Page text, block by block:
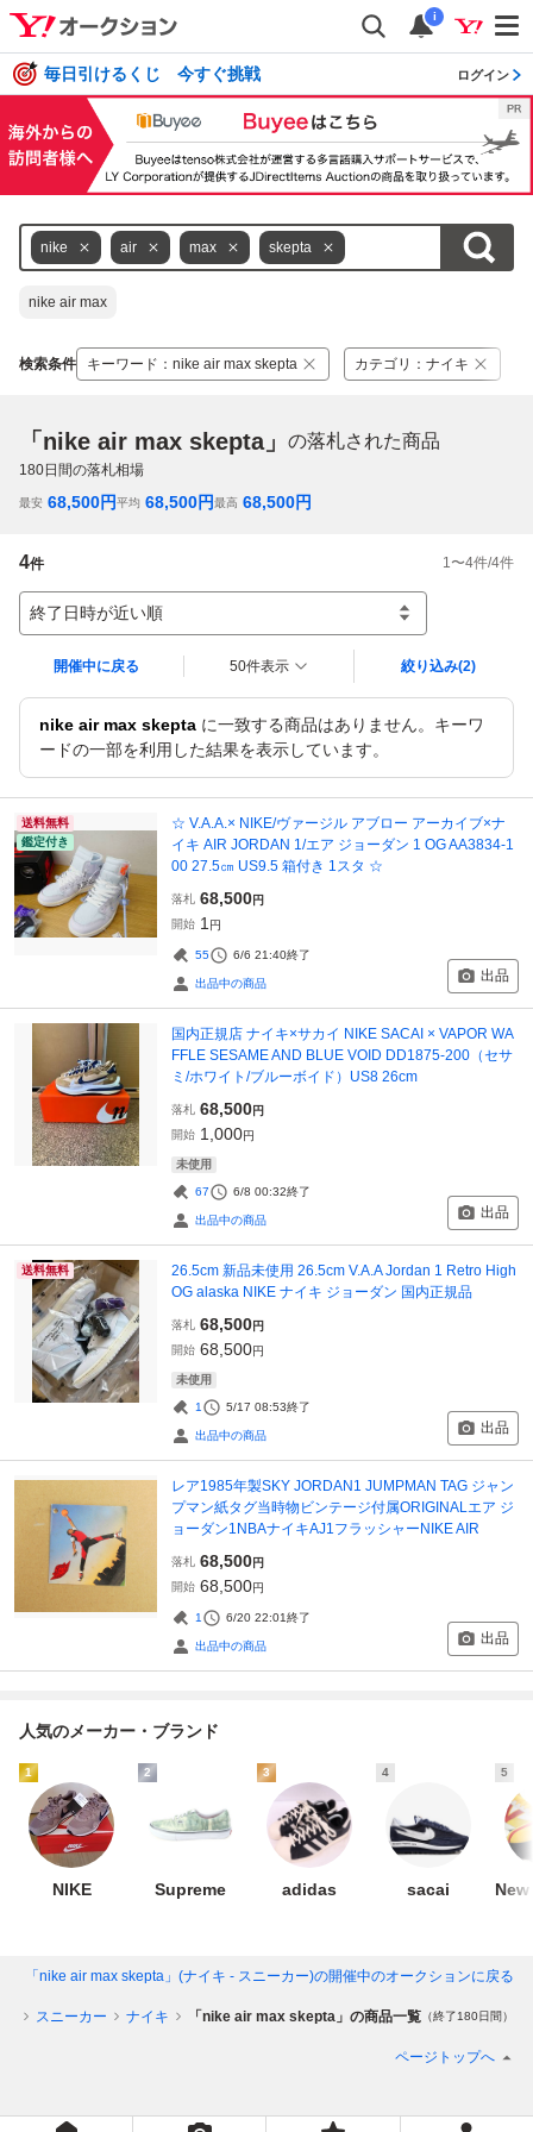
i
毎日引けるくじ 今すぐ挑戦 ログイン
nike air max skepta
nike air max
検索条件 キーワード ： nike air max skepta カテゴリ ： ナイキ
「nike air max skepta」 の落札された商品
180日間の落札相場
最安 68,500円平均 68,500円最高 68,500円
4件 1 〜4件/4件
終了日時が近い順
開催中に戻る 50件表示 絞り込み(2)
nike air max skepta に一致する商品はありません。キーワ
ードの一部を利用した結果を表示しています。
送料無料
鑑定付き
☆ V.A.A.× NIKE/ヴァージル アブロー アーカイブ×ナ
イキ AIR JORDAN 1/エア ジョーダン 1 OG AA3834-1
00 27.5㎝ US9.5 箱付き 1スタ ☆
落札 68,500円
開始 1 円
55 6/6 21:40終了
出品中の商品 出品
国内正規店 ナイキ×サカイ NIKE SACAI × VAPOR WA
FFLE SESAME AND BLUE VOID DD1875-200（セサ
ミ/ホワイト/ブルーボイド）US8 26cm
落札 68,500円
開始 1,000円
未使用
67 6/8 00:32終了
出品中の商品 出品
送料無料
26.5cm 新品未使用 26.5cm V.A.A Jordan 1 Retro High
OG alaska NIKE ナイキ ジョーダン 国内正規品
落札 68,500円
開始 68,500円
未使用
1 5/17 08:53終了
出品中の商品 出品
レア1985年製SKY JORDAN1 JUMPMAN TAG ジャン
プマン紙タグ当時物ビンテージ付属ORIGINALエア ジ
ョーダン1NBAナイキAJ1フラッシャーNIKE AIR
落札 68,500円
開始 68,500円
1 6/20 22:01終了
出品中の商品 出品
人気のメーカー・ブランド
1
NIKE
2
Supreme
3
adidas
4
sacai
5
「nike air max skepta」(ナイキ - スニーカー)の開催中のオークションに戻る
スニーカー ナイキ 「nike air max skepta」の商品一覧 （終了180日間）
ページトップへ